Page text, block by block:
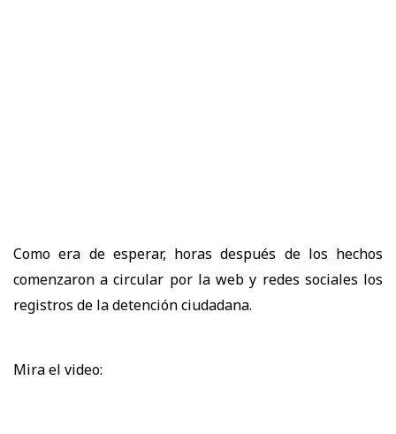
Como era de esperar, horas después de los hechos
comenzaron a circular por la web y redes sociales los
registros de la detención ciudadana.
Mira el video: